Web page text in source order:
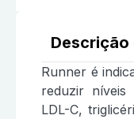
Runner é
reduzir níveis
LDL-C,